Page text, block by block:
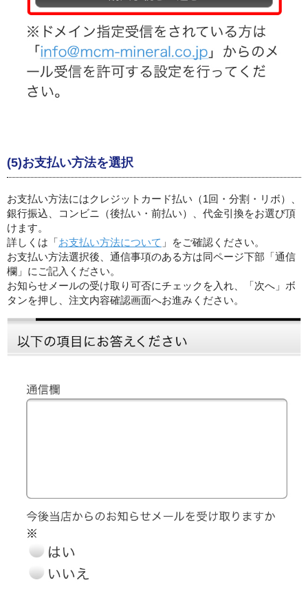
(5)お支払い方法を選択
お支払い方法にはクレジットカード払い（1回・分割・リボ）、
銀行振込、コンビニ（後払い・前払い）、代金引換をお選び頂
けます。
詳しくは「お支払い方法について 」をご確認ください。
お支払い方法選択後、通信事項のある方は同ページ下部「通信
欄」にご記入ください。
お知らせメールの受け取り可否にチェックを入れ、「次へ」ボ
タンを押し、注文内容確認画面へお進みください。